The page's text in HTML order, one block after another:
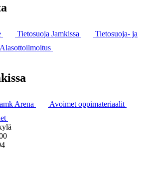
Tietosuoja Jamkissa
Tietosuoja- ja
Alasottoilmoitus
Arena
Avoimet oppimateriaalit